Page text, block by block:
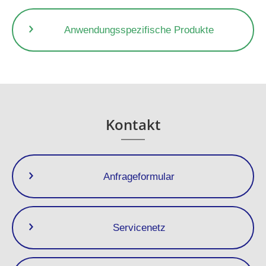
■Zugehörige Produktmodelle zum Vergleich
Anwendungsspezifische Produkte
Kontakt
Anfrageformular
Servicenetz